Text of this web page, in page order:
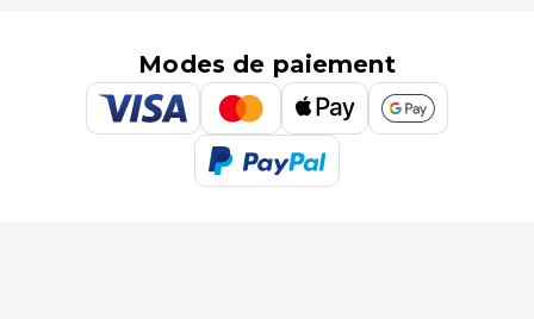
Modes de paiement